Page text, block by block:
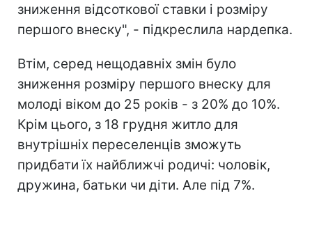
зниження відсоткової ставки і розміру
першого внеску", - підкреслила нардепка.
Втім, серед нещодавніх змін було
зниження розміру першого внеску для
молоді віком до 25 років - з 20% до 10%.
Крім цього, з 18 грудня житло для
внутрішніх переселенців зможуть
придбати їх найближчі родичі: чоловік,
дружина, батьки чи діти. Але під 7%.